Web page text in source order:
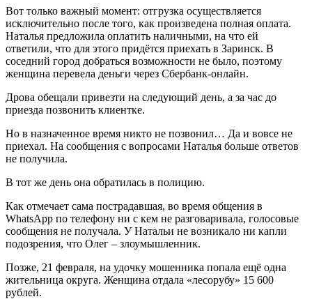
Вот только важный момент: отгрузка осуществляется
исключительно после того, как произведена полная оплата.
Наталья предложила оплатить наличными, на что ей
ответили, что для этого придётся приехать в Заринск. В
соседний город добраться возможности не было, поэтому
женщина перевела деньги через Сбербанк-онлайн.
Дрова обещали привезти на следующий день, а за час до
приезда позвонить клиентке.
Но в назначенное время никто не позвонил… Да и вовсе не
приехал. На сообщения с вопросами Наталья больше ответов
не получила.
В тот же день она обратилась в полицию.
Как отмечает сама пострадавшая, во время общения в
WhatsApp по телефону ни с кем не разговаривала, голосовые
сообщения не получала. У Натальи не возникало ни капли
подозрения, что Олег – злоумышленник.
Позже, 21 февраля, на удочку мошенника попала ещё одна
жительница округа. Женщина отдала «лесорубу» 15 600
рублей.